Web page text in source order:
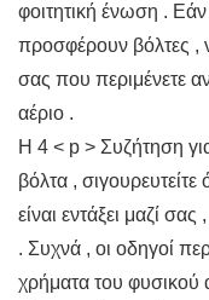
φοιτητική ένωση . Εάν
προσφέρουν βόλτες ,
σας που περιμένετε
αέριο .
Η 4 < p > Συζήτηση
βόλτα ,
είναι εντάξει μαζί
. Συχνά , οι οδηγοί
χρήματα του φυσικού